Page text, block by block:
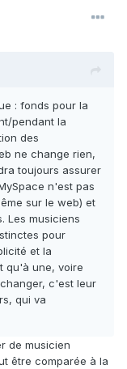
: fonds pour la
pendant la
des
ne change rien,
toujours assurer
n'est pas
sur le web) et
Les musiciens
pour
et la
qu'à une, voire
c'est leur
qui va
de musicien
être comparée à la